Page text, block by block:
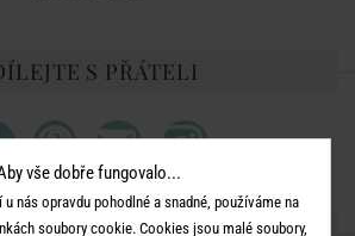
S PŘÁTELI
vše dobře fungovalo...
u nás opravdu pohodlné a snadné, používáme na
soubory cookie. Cookies jsou malé soubory,